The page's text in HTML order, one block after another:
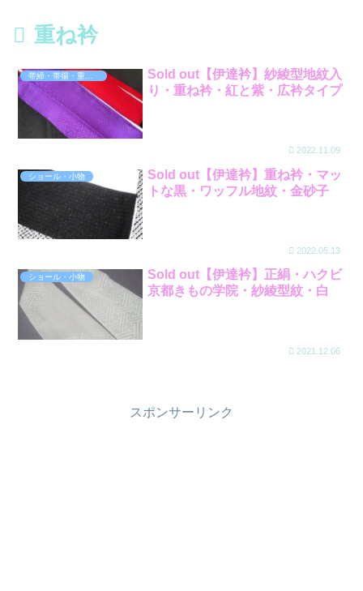
重ね衿
帯締・帯揚・重ね衿
Sold out【伊達衿】紗綾型地紋入
り・重ね衿・紅と紫・広衿タイプ
2022.11.09
ショール・小物
Sold out【伊達衿】重ね衿・マッ
トな黒・ワッフル地紋・金砂子
2022.05.13
ショール・小物
Sold out【伊達衿】正絹・ハクビ
京都きもの学院・紗綾型紋・白
2021.12.06
スポンサーリンク